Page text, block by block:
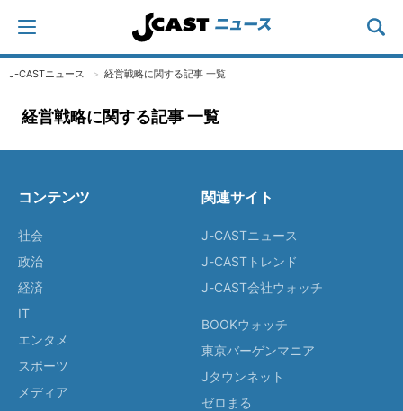
J-CASTニュース 経営戦略に関する記事 一覧
経営戦略に関する記事 一覧
コンテンツ
社会
政治
経済
IT
エンタメ
スポーツ
メディア
関連サイト
J-CASTニュース
J-CASTトレンド
J-CAST会社ウォッチ
BOOKウォッチ
東京バーゲンマニア
Jタウンネット
ゼロまる